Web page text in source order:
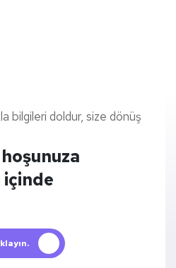
bilgileri doldur, size dönüş